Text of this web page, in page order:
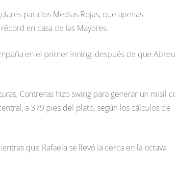
para los Medias Rojas, que apenas
en casa de las Mayores.
en el primer inning, después de que
Contreras hizo swing para generar un misil
a 379 pies del plato, según los cálculos de
que Rafaela se llevó la cerca en la octava